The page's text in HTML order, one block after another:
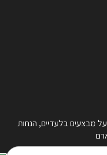
מבצעים בלעדיים, הנחות